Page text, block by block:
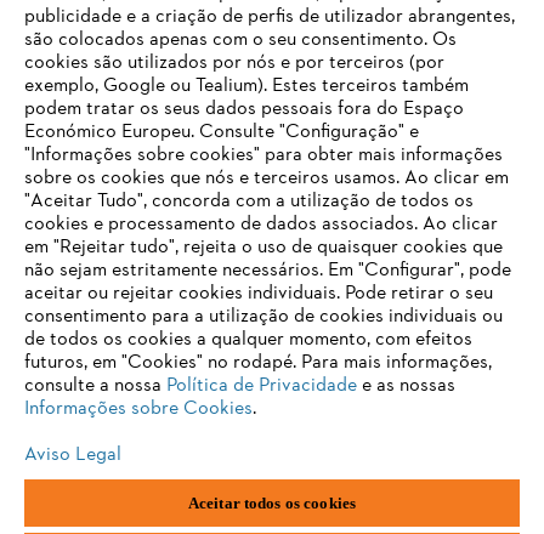
Informações para fornecedores
Produtos
Contacto
Carreira
Sistema de denúncia
publicidade e a criação de perfis de utilizador abrangentes,
são colocados apenas com o seu consentimento. Os
cookies são utilizados por nós e por terceiros (por
exemplo, Google ou Tealium). Estes terceiros também
podem tratar os seus dados pessoais fora do Espaço
Económico Europeu. Consulte "Configuração" e
"Informações sobre cookies" para obter mais informações
sobre os cookies que nós e terceiros usamos. Ao clicar em
"Aceitar Tudo", concorda com a utilização de todos os
cookies e processamento de dados associados. Ao clicar
em "Rejeitar tudo", rejeita o uso de quaisquer cookies que
não sejam estritamente necessários. Em "Configurar", pode
aceitar ou rejeitar cookies individuais. Pode retirar o seu
consentimento para a utilização de cookies individuais ou
de todos os cookies a qualquer momento, com efeitos
futuros, em "Cookies" no rodapé. Para mais informações,
consulte a nossa Política de Privacidadee as nossas
Informações sobre Cookies.
Aviso Legal
Aceitar todos os cookies